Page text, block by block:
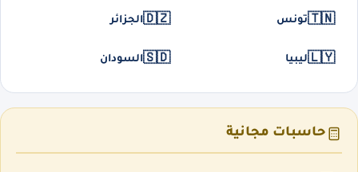
🇹🇳تونس 🇩🇿الجزائر
🇱🇾ليبيا 🇸🇩السودان
حاسبات مجانية